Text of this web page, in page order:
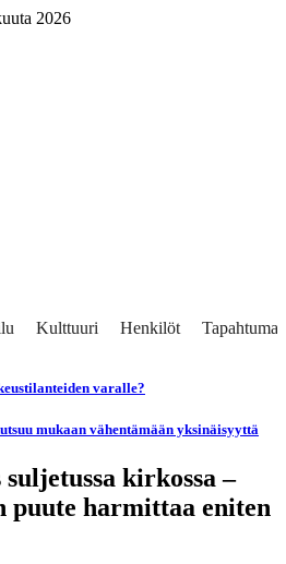
2026
Kulttuuri Henkilöt Tapahtumat
varalle?
mukaan vähentämään yksinäisyyttä
kirkossa –
puute harmittaa eniten